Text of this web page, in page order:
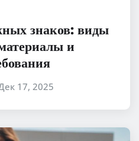
знаков: виды
и
17, 2025